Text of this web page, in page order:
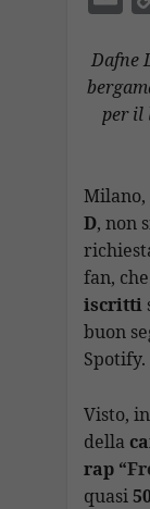
e
b
o
o
ai
l
Dafne
per il
Milano,
D, non
fan,
iscritti
buon
Spotify.
Visto,
della
rap “
quasi